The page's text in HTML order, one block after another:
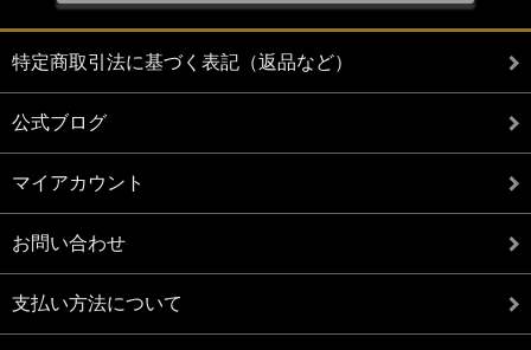
特定商取引法に基づく表記（返品など）
公式ブログ
マイアカウント
お問い合わせ
支払い方法について